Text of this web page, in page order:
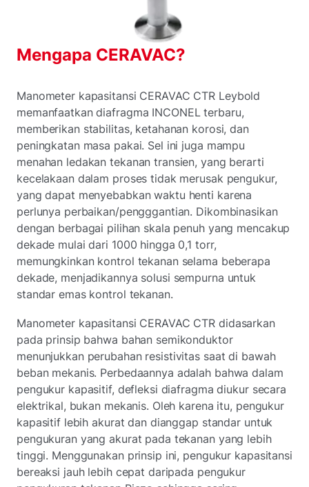
Mengapa CERAVAC?
Manometer kapasitansi CERAVAC CTR Leybold
memanfaatkan diafragma INCONEL terbaru,
memberikan stabilitas, ketahanan korosi, dan
peningkatan masa pakai. Sel ini juga mampu
menahan ledakan tekanan transien, yang berarti
kecelakaan dalam proses tidak merusak pengukur,
yang dapat menyebabkan waktu henti karena
perlunya perbaikan/pengggantian. Dikombinasikan
dengan berbagai pilihan skala penuh yang mencakup
dekade mulai dari 1000 hingga 0,1 torr,
memungkinkan kontrol tekanan selama beberapa
dekade, menjadikannya solusi sempurna untuk
standar emas kontrol tekanan.
Manometer kapasitansi CERAVAC CTR didasarkan
pada prinsip bahwa bahan semikonduktor
menunjukkan perubahan resistivitas saat di bawah
beban mekanis. Perbedaannya adalah bahwa dalam
pengukur kapasitif, defleksi diafragma diukur secara
elektrikal, bukan mekanis. Oleh karena itu, pengukur
kapasitif lebih akurat dan dianggap standar untuk
pengukuran yang akurat pada tekanan yang lebih
tinggi. Menggunakan prinsip ini, pengukur kapasitansi
bereaksi jauh lebih cepat daripada pengukur